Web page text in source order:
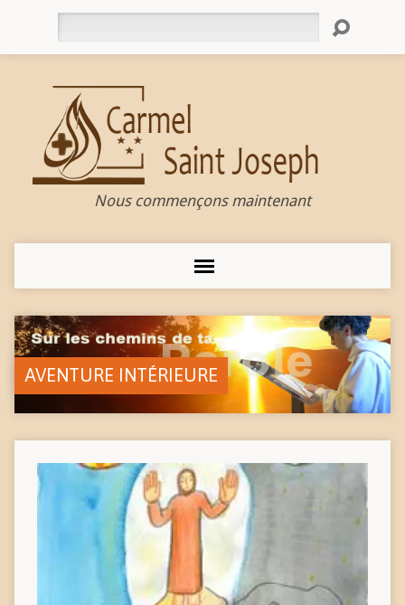
Nous commençons maintenant
AVENTURE INTÉRIEURE